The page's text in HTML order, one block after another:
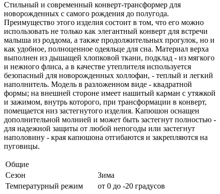
Стильный и современный конверт-трансформер для
новорожденных с самого рождения до полугода.
Преимущество этого изделия состоит в том, что его можно
использовать не только как элегантный конверт для встречи
малыша из роддома, а также продолжительных прогулок, но и
как удобное, полноценное одеяльце для сна. Материал верха
выполнен из дышащей хлопковой ткани, подклад - из мягкого
и нежного флиса, а в качестве утеплителя используется
безопасный для новорожденных холлофан, - теплый и легкий
наполнитель. Модель в разложенном виде - квадратной
формы; на внешней стороне имеет нашитый карман с утяжкой
и зажимом, внутрь которого, при трансформации в конверт,
помещается низ застегнутого изделия. Капюшон оснащен
дополнительной молнией и может быть застегнут полностью -
для надежной защиты от любой непогоды или застегнут
наполовину - края капюшона отгибаются и закрепляются на
пуговицы.
Общие
Сезон
Зима
Температурный режим
от 0 до -20 градусов